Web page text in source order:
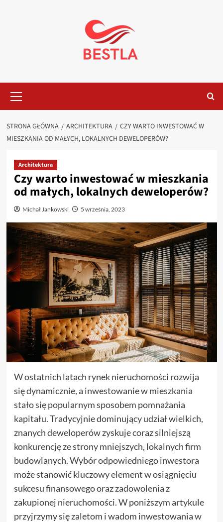
główne
STRONA GŁÓWNA ARCHITEKTURA
CZY WARTO INWESTOWAĆ W
MIESZKANIA OD MAŁYCH, LOKALNYCH DEWELOPERÓW?
Architektura
Czy warto inwestować w mieszkania
od małych, lokalnych deweloperów?
Michał Jankowski 5 września, 2023
W ostatnich latach rynek nieruchomości rozwija
się dynamicznie, a inwestowanie w mieszkania
stało się popularnym sposobem pomnażania
kapitału. Tradycyjnie dominujący udział wielkich,
znanych deweloperów zyskuje coraz silniejszą
konkurencję ze strony mniejszych, lokalnych firm
budowlanych. Wybór odpowiedniego inwestora
może stanowić kluczowy element w osiągnięciu
sukcesu finansowego oraz zadowolenia z
zakupionej nieruchomości. W poniższym artykule
przyjrzymy się zaletom i wadom inwestowania w